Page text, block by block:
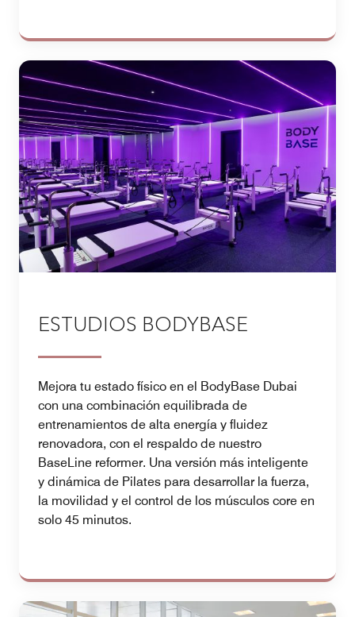
ESTUDIOS BODYBASE
Mejora tu estado físico en el BodyBase Dubai
con una combinación equilibrada de
entrenamientos de alta energía y fluidez
renovadora, con el respaldo de nuestro
BaseLine reformer. Una versión más inteligente
y dinámica de Pilates para desarrollar la fuerza,
la movilidad y el control de los músculos core en
solo 45 minutos.